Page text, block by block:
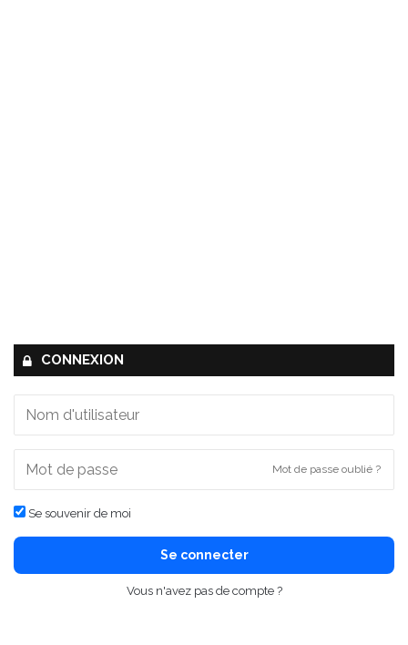
CONNEXION
Mot de passe oublié ?
Se souvenir de moi
Se connecter
Vous n'avez pas de compte ?